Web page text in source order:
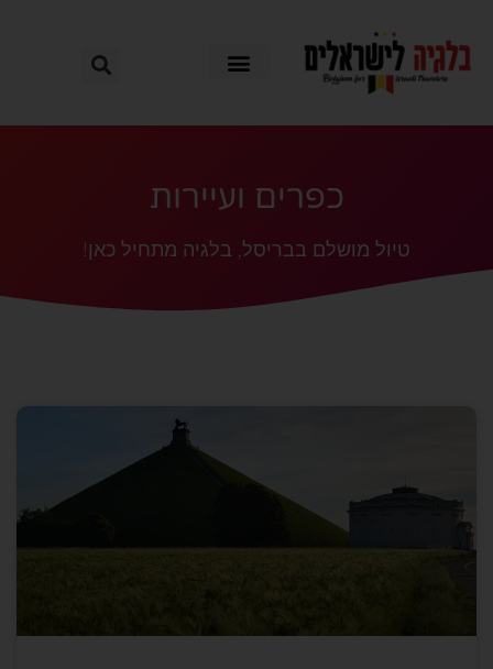
כפרים ועיירות
טיול מושלם בבריסל, בלגיה מתחיל כאן!